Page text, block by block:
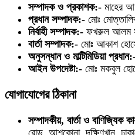
সম্পাদক ও প্রকাশক:- মাহের
প্রধান সম্পাদক:- মোঃ
নির্বাহী সম্পাদক:- ফখরুল আলম
বার্তা সম্পাদক:- মোঃ আকাশ
অনুসন্ধান ও মাল্টিমিডিয়া
আইন উপদেষ্টা:- মোঃ মকবুল
যোগাযোগের ঠিকানা
সম্পাদকীয়, বার্তা ও বাণিজ্যিক
রোড, আশকোনা, দক্ষিণখান,